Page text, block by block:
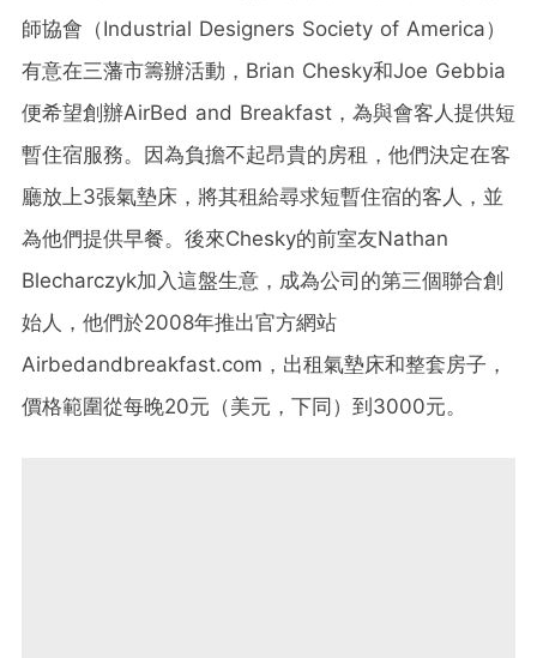
師協會（Industrial Designers Society of America）
有意在三藩市籌辦活動，Brian Chesky和Joe Gebbia
便希望創辦AirBed and Breakfast，為與會客人提供短
暫住宿服務。因為負擔不起昂貴的房租，他們決定在客
廳放上3張氣墊床，將其租給尋求短暫住宿的客人，並
為他們提供早餐。後來Chesky的前室友Nathan
Blecharczyk加入這盤生意，成為公司的第三個聯合創
始人，他們於2008年推出官方網站
Airbedandbreakfast.com，出租氣墊床和整套房子，
價格範圍從每晚20元（美元，下同）到3000元。